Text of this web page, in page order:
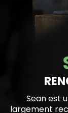
Sean est
largement